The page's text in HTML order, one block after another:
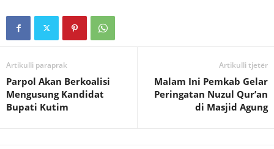
Artikulli paraprak
Parpol Akan Berkoalisi
Mengusung Kandidat
Bupati Kutim
Artikulli tjetër
Malam Ini Pemkab Gelar
Peringatan Nuzul Qur’an
di Masjid Agung